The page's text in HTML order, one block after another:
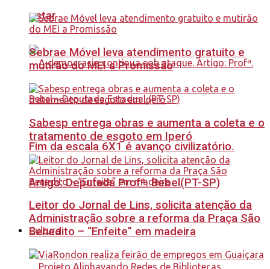
estar
Fim da escala 6X1 é avanço civilizatório.
Artigo: Deputada Profª. Bebel(PT-SP)
Cultura
Sebrae Móvel leva atendimento gratuito e
mutirão do MEI a Promissão
Sabesp entrega obras e aumenta a coleta e o
tratamento de esgoto em Iperó
Leitor do Jornal de Lins, solicita atenção da
Administração sobre a reforma da Praça São
Benedito – “Enfeite” em madeira